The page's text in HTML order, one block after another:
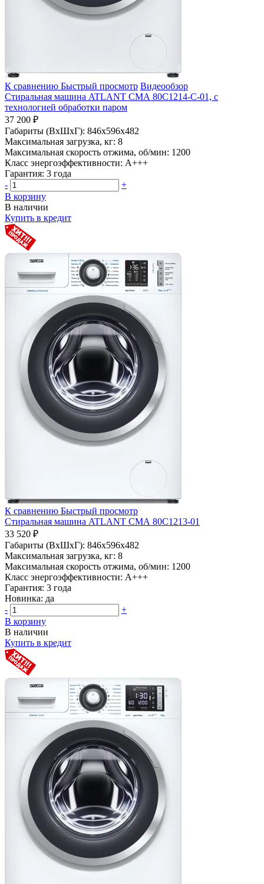
К сравнению Быстрый просмотр Видеообзор
Стиральная машина ATLANT СМА 80С1214-С-01, с
технологией обработки паром
37 200 ₽
Габариты (ВхШхГ): 846x596x482
Максимальная загрузка, кг: 8
Максимальная скорость отжима, об/мин: 1200
Класс энергоэффективности: A+++
Гарантия: 3 года
-
+
В корзину
В наличии
Купить в кредит
К сравнению Быстрый просмотр
Стиральная машина ATLANT СМА 80С1213-01
33 520 ₽
Габариты (ВхШхГ): 846x596x482
Максимальная загрузка, кг: 8
Максимальная скорость отжима, об/мин: 1200
Класс энергоэффективности: A+++
Гарантия: 3 года
Новинка: да
-
+
В корзину
В наличии
Купить в кредит